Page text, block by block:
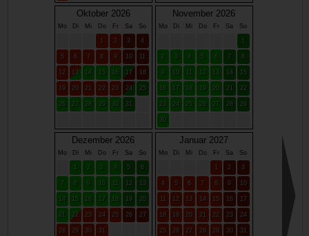
Oktober 2026
Mo Di Mi Do Fr Sa So
1 2 3 4
5 6 7 8 9 10 11
12 13 14 15 16 17 18
19 20 21 22 23 24 25
26 27 28 29 30 31
November 2026
Mo Di Mi Do Fr Sa So
1
2 3 4 5 6 7 8
9 10 11 12 13 14 15
16 17 18 19 20 21 22
23 24 25 26 27 28 29
30
Dezember 2026
Mo Di Mi Do Fr Sa So
1 2 3 4 5 6
7 8 9 10 11 12 13
14 15 16 17 18 19 20
21 22 23 24 25 26 27
28 29 30 31
Januar 2027
Mo Di Mi Do Fr Sa So
1 2 3
4 5 6 7 8 9 10
11 12 13 14 15 16 17
18 19 20 21 22 23 24
25 26 27 28 29 30 31